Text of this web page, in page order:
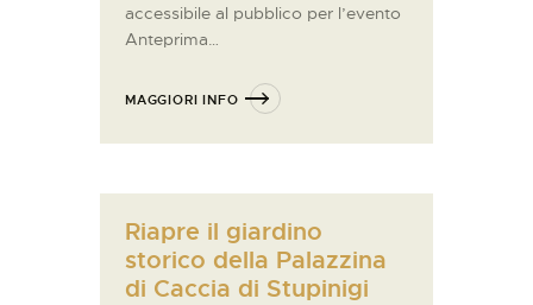
accessibile al pubblico per l’evento
Anteprima…
MAGGIORI INFO
Riapre il giardino
storico della Palazzina
di Caccia di Stupinigi